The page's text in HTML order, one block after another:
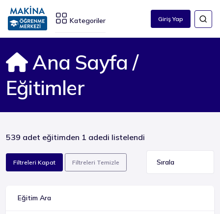
Kategoriler Giriş Yap
Ana Sayfa /
Eğitimler
539 adet eğitimden 1 adedi listelendi
Filtreleri Kapat Filtreleri Temizle
Eğitim Ara